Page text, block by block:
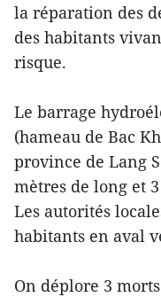
la réparation des
des habitants
risque.
Le barrage
(hameau de Bac
province de Lang
mètres de long et
Les autorités
habitants en aval
On déplore 3